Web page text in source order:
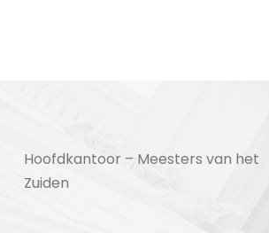
Hoofdkantoor – Meesters van het
Zuiden